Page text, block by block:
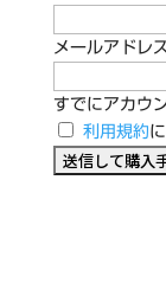
メールアドレ
すでにアカウ
利用規約